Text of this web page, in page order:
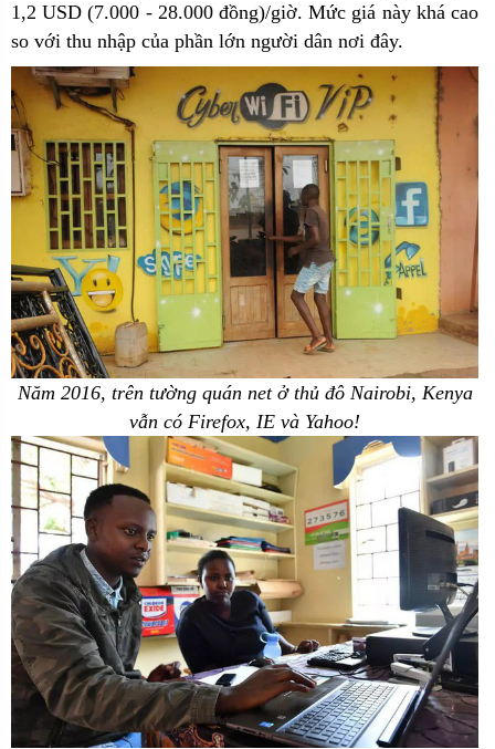
1,2 USD (7.000 - 28.000 đồng)/giờ. Mức giá này khá cao
so với thu nhập của phần lớn người dân nơi đây.
Năm 2016, trên tường quán net ở thủ đô Nairobi, Kenya
vẫn có Firefox, IE và Yahoo!